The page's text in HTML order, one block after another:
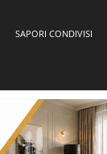
SAPORI CONDIVISI